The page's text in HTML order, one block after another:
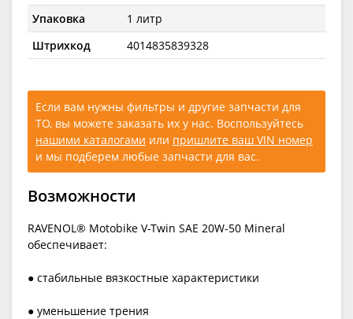
Упаковка
1 литр
Штрихкод
4014835839328
Если вам нужны фильтры и другие запчасти для
ТО, вы можете заказать их у нас. Воспользуйтесь
нашими каталогами или пришлите ваш VIN номер
и мы подберем любые запчасти для вас.
Возможности
RAVENOL® Motobike V-Twin SAE 20W-50 Mineral
обеспечивает:
● стабильные вязкостные характеристики
● уменьшение трения